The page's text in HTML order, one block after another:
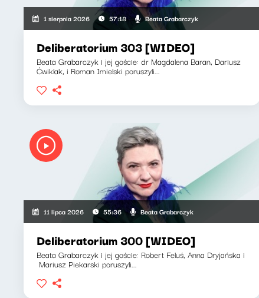
1 sierpnia 2026 57:18 Beata Grabarczyk
Deliberatorium 303 [WIDEO]
Beata Grabarczyk i jej goście: dr Magdalena Baran, Dariusz
Ćwiklak, i Roman Imielski poruszyli...
11 lipca 2026 55:36 Beata Grabarczyk
Deliberatorium 300 [WIDEO]
Beata Grabarczyk i jej goście: Robert Feluś, Anna Dryjańska i
Mariusz Piekarski poruszyli...